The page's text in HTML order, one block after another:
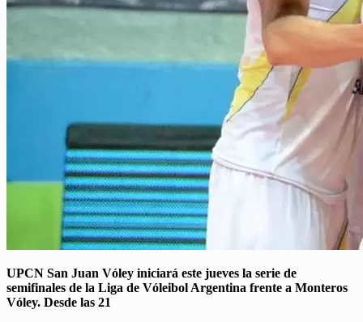
UPCN San Juan Vóley iniciará este jueves la serie de
semifinales de la Liga de Vóleibol Argentina frente a Monteros
Vóley. Desde las 21